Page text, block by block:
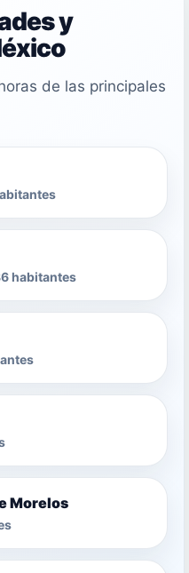
y
de las principales
habitantes
Morelos